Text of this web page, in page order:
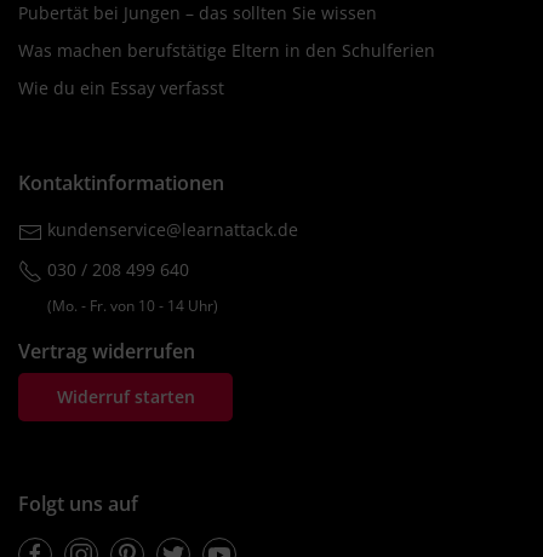
Pubertät bei Jungen – das sollten Sie wissen
Was machen berufstätige Eltern in den Schulferien
Wie du ein Essay verfasst
Kontaktinformationen
kundenservice@learnattack.de
030 / 208 499 640
(Mo. ‐ Fr. von 10 ‐ 14 Uhr)
Vertrag widerrufen
Widerruf starten
Folgt uns auf
FacebookInstagramPinterestTwitterYoutube